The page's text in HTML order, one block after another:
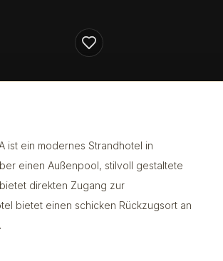
ist ein modernes Strandhotel in
einen Außenpool, stilvoll gestaltete
direkten Zugang zur
bietet einen schicken Rückzugsort an